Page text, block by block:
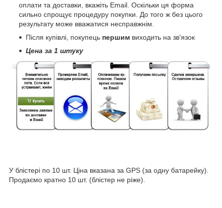
оплати та доставки, вкажіть Email. Оскільки ця форма
сильно спрощує процедуру покупки. До того ж без цього
результату може вважатися несправжнім.
Після купівлі, покупець першим виходить на зв'язок
Цена за 1 штуку
У блістері по 10 шт. Ціна вказана за GPS (за одну батарейку).
Продаємо кратно 10 шт. (блістер не ріже).